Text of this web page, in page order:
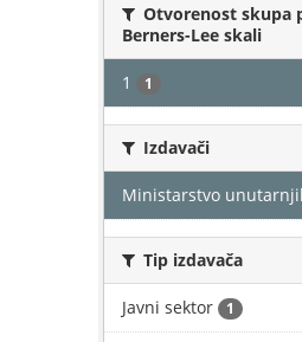
Otvorenost skupa
Berners-Lee skali
1 1
Izdavači
Ministarstvo
Tip izdavača
Javni sektor 1